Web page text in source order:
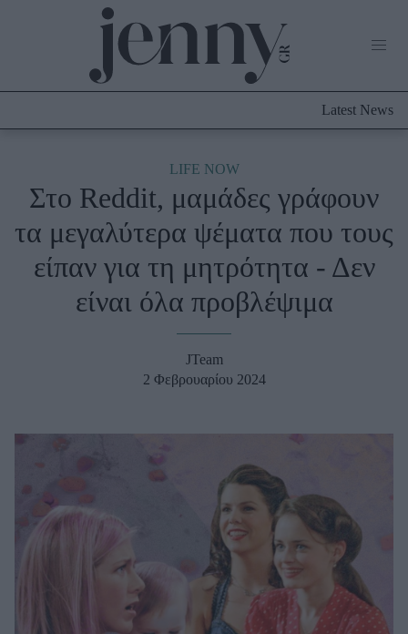
Culture
Fashion
Shopping
Styling Tips
Latest News
LIFE NOW
Στο Reddit, μαμάδες γράφουν
τα μεγαλύτερα ψέματα που τους
είπαν για τη μητρότητα - Δεν
είναι όλα προβλέψιμα
JTeam
2 Φεβρουαρίου 2024